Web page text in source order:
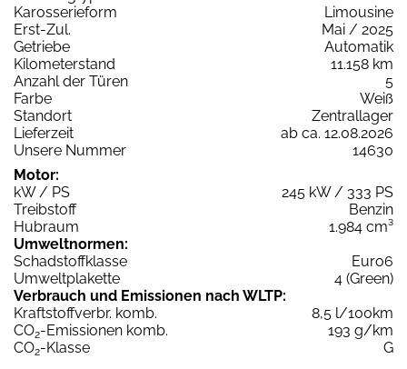
Karosserieform
Limousine
Erst-Zul.
Mai / 2025
Getriebe
Automatik
Kilometerstand
11.158 km
Anzahl der Türen
5
Farbe
Weiß
Standort
Zentrallager
Lieferzeit
ab ca. 12.08.2026
Unsere Nummer
14630
Motor:
kW / PS
245 kW / 333 PS
Treibstoff
Benzin
Hubraum
1.984 cm³
Umweltnormen:
Schadstoffklasse
Euro6
Umweltplakette
4 (Green)
Verbrauch und Emissionen nach WLTP:
Kraftstoffverbr. komb.
8,5 l/100km
CO2-Emissionen komb.
193 g/km
CO2-Klasse
G